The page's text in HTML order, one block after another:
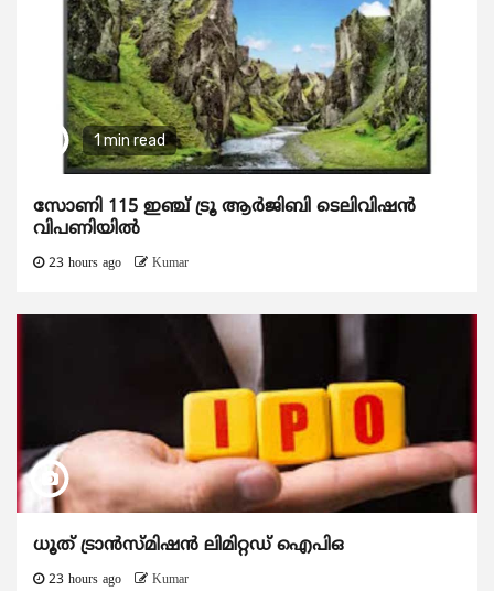
1 min read
സോണി 115 ഇഞ്ച് ട്രൂ ആർജിബി ടെലിവിഷൻ
വിപണിയിൽ
23 hours ago Kumar
ധൂത് ട്രാൻസ്മിഷൻ ലിമിറ്റഡ് ഐപിഒ
23 hours ago Kumar